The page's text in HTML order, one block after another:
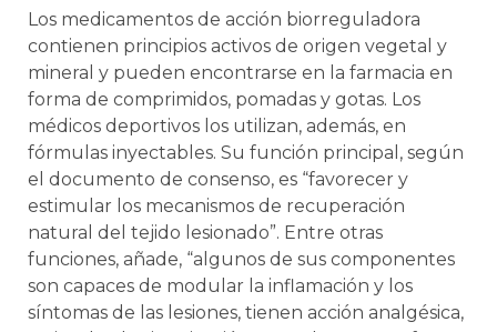
Los medicamentos de acción biorreguladora
contienen principios activos de origen vegetal y
mineral y pueden encontrarse en la farmacia en
forma de comprimidos, pomadas y gotas. Los
médicos deportivos los utilizan, además, en
fórmulas inyectables. Su función principal, según
el documento de consenso, es “favorecer y
estimular los mecanismos de recuperación
natural del tejido lesionado”. Entre otras
funciones, añade, “algunos de sus componentes
son capaces de modular la inflamación y los
síntomas de las lesiones, tienen acción analgésica,